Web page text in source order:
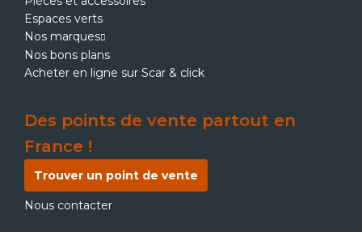
Espaces verts
Nos marques
Nos bons plans
Acheter en ligne sur Scar & click
Des points de vente partout en
France !
Trouver un point de vente
Nous contacter